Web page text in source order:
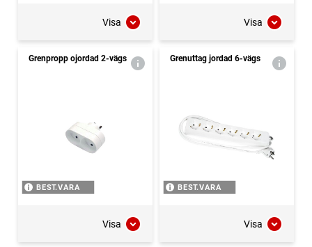
Visa Visa
Grenpropp ojordad 2-vägs
BEST.VARA
Visa
Grenuttag jordad 6-vägs
BEST.VARA
Visa